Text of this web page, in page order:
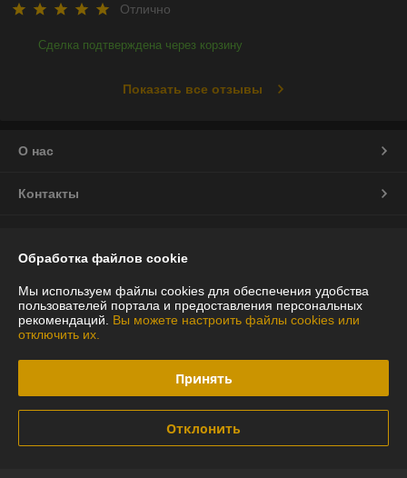
Отлично
Сделка подтверждена через корзину
Показать все отзывы
О нас
Контакты
Полная версия сайта
Политика обработки cookies
Сайт создан на платформе Deal.by
Обработка файлов cookie
Мы используем файлы cookies для обеспечения удобства
пользователей портала и предоставления персональных
рекомендаций. Вы можете настроить файлы cookies или
отключить их.
Принять
Отклонить